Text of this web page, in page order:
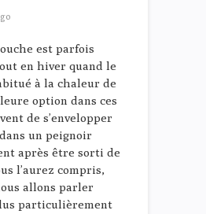
est parfois
en hiver quand le
à la chaleur de
option dans ces
de s’envelopper
un peignoir
après être sorti de
l’aurez compris,
allons parler
particulièrement